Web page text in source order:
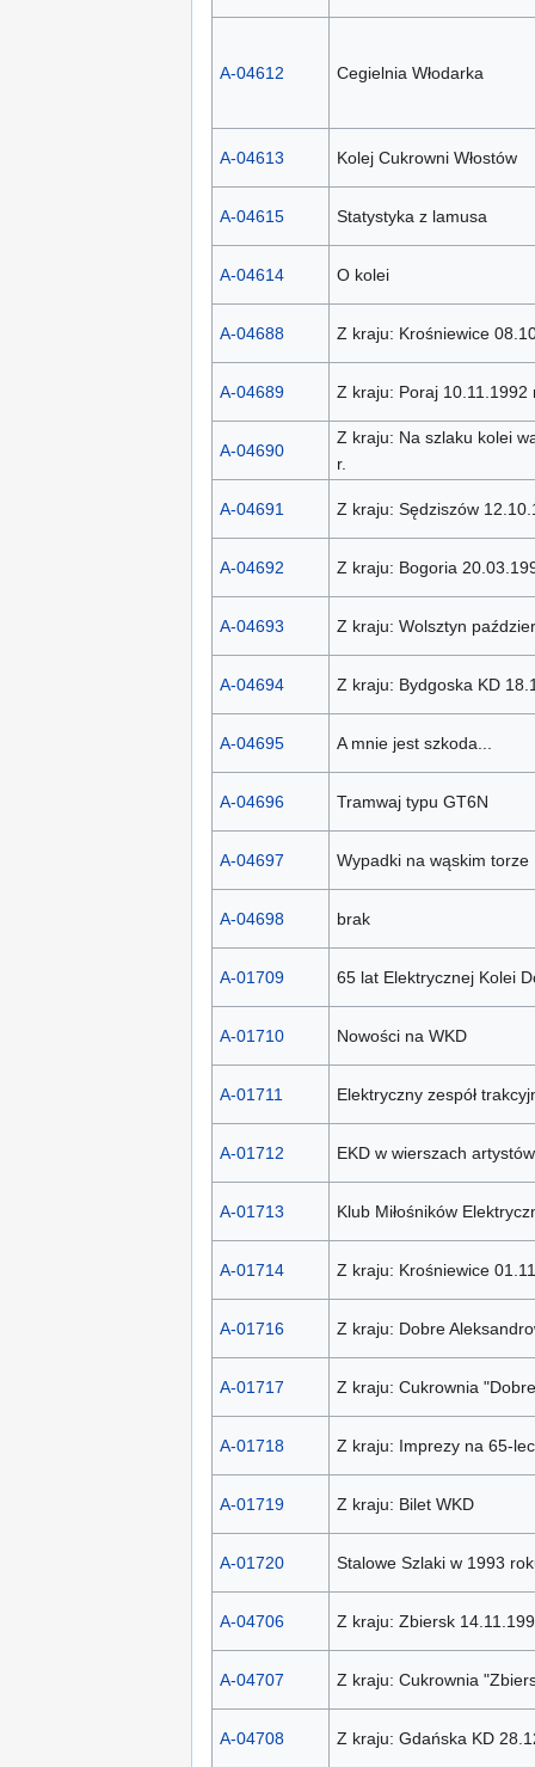
A-04612 Cegielnia Włodarka
A-04613 Kolej Cukrowni Włostów
A-04615 Statystyka z lamusa
A-04614 O kolei
A-04688 Z kraju: Krośniewice
A-04689 Z kraju: Poraj 10.11.1992
A-04690
Z kraju: Na szlaku kolei
r.
A-04691 Z kraju: Sędziszów
A-04692 Z kraju: Bogoria
A-04693 Z kraju: Wolsztyn
A-04694 Z kraju: Bydgoska KD
A-04695 A mnie jest szkoda...
A-04696 Tramwaj typu GT6N
A-04697 Wypadki na wąskim torze
A-04698 brak
A-01709 65 lat Elektrycznej Kolei
A-01710 Nowości na WKD
A-01711 Elektryczny zespół
A-01712 EKD w wierszach artystów
A-01713 Klub Miłośników
A-01714 Z kraju: Krośniewice
A-01716 Z kraju: Dobre
A-01717 Z kraju: Cukrownia
A-01718 Z kraju: Imprezy na 65-
A-01719 Z kraju: Bilet WKD
A-01720 Stalowe Szlaki w 1993
A-04706 Z kraju: Zbiersk
A-04707 Z kraju: Cukrownia
A-04708 Z kraju: Gdańska KD